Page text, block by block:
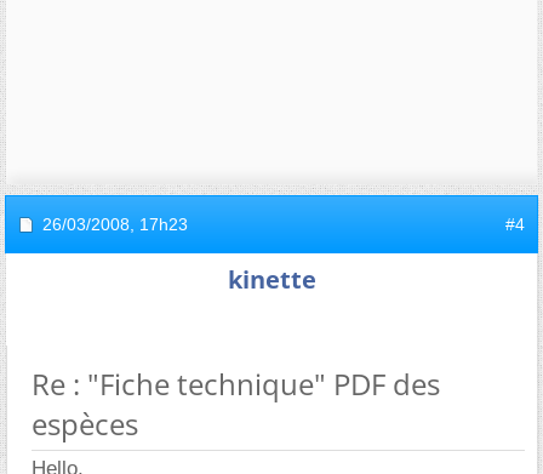
26/03/2008, 17h23 #4
kinette
Re : "Fiche technique" PDF des
espèces
Hello,